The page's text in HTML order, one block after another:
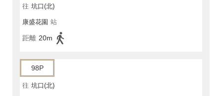
往 坑口(北)
康盛花園 站
距離 20m
98P
往 坑口(北)